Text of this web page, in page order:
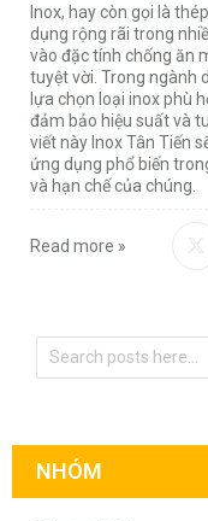
Inox, hay còn gọi là
dụng rộng rãi trong
vào đặc tính chống ăn
tuyệt vời. Trong ngành
lựa chọn loại inox phù
đảm bảo hiệu suất và
viết này Inox Tân Tiến
ứng dụng phổ biến
và hạn chế của chúng.
Read more »
NHÓM